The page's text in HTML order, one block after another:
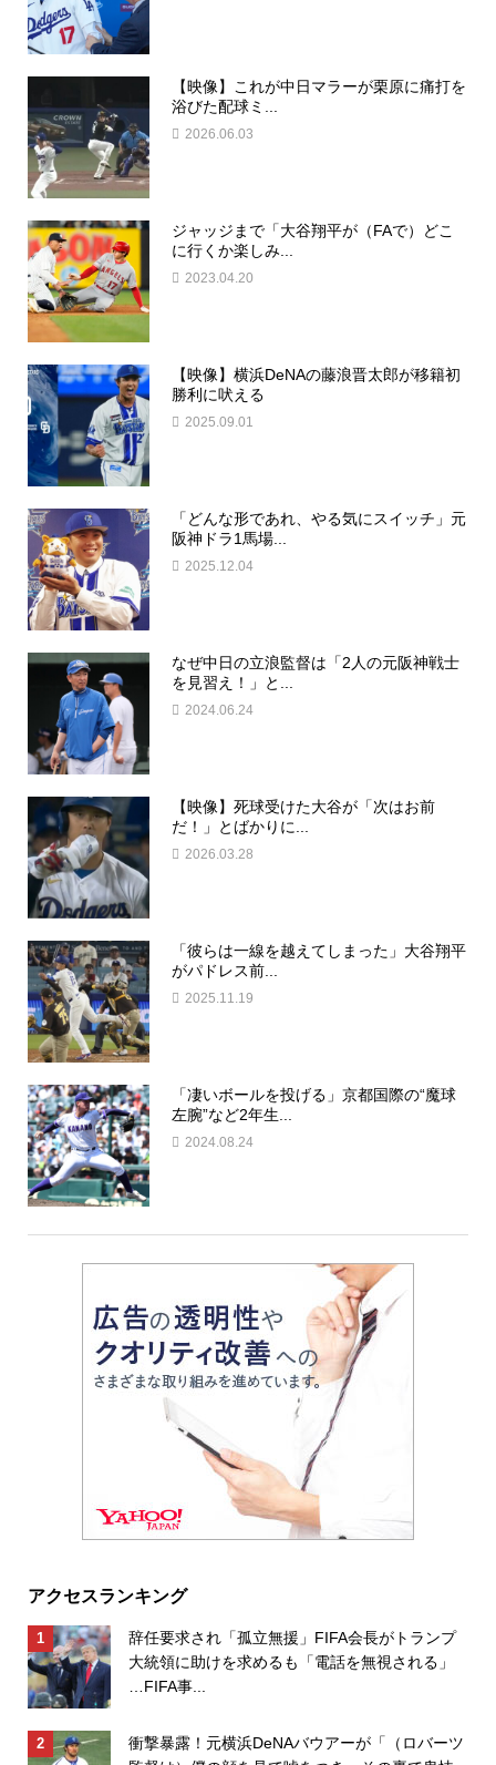
【映像】これが中日マラーが栗原に痛打を
浴びた配球ミ...
2026.06.03
ジャッジまで「大谷翔平が（FAで）どこ
に行くか楽しみ...
2023.04.20
【映像】横浜DeNAの藤浪晋太郎が移籍初
勝利に吠える
2025.09.01
「どんな形であれ、やる気にスイッチ」元
阪神ドラ1馬場...
2025.12.04
なぜ中日の立浪監督は「2人の元阪神戦士
を見習え！」と...
2024.06.24
【映像】死球受けた大谷が「次はお前
だ！」とばかりに...
2026.03.28
「彼らは一線を越えてしまった」大谷翔平
がパドレス前...
2025.11.19
「凄いボールを投げる」京都国際の“魔球
左腕”など2年生...
2024.08.24
アクセスランキング
辞任要求され「孤立無援」FIFA会長がトランプ
大統領に助けを求めるも「電話を無視される」
…FIFA事...
衝撃暴露！元横浜DeNAバウアーが「（ロバーツ